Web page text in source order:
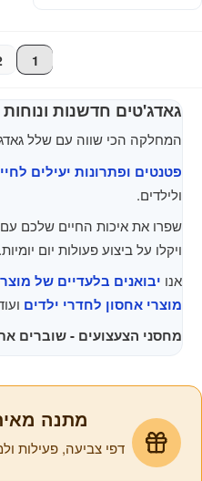
1
גאדג'טים חדשנות
המחלקה הכי שווה עם שלל
פטנטים ופתרונות יעילים
ולילדים.
שפרו את איכות החיים שלכם
ויקלו על ביצוע פעולות יום יומיות.
אנו יבואנים בלעדיים של
מוצרי אחסון לחדרי ילדים
מחסני הצעצועים - שוברים
מתנה
דפי צביעה, פעילות